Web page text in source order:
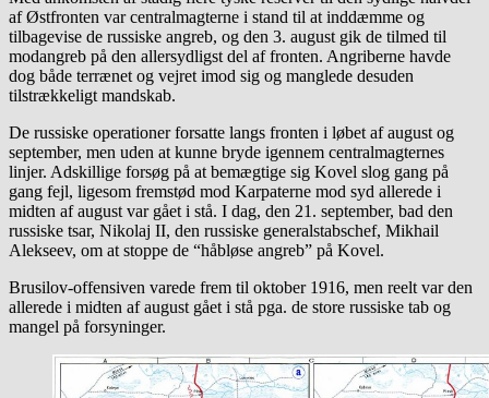
af Østfronten var centralmagterne i stand til at inddæmme og
tilbagevise de russiske angreb, og den 3. august gik de tilmed til
modangreb på den allersydligst del af fronten. Angriberne havde
dog både terrænet og vejret imod sig og manglede desuden
tilstrækkeligt mandskab.
De russiske operationer forsatte langs fronten i løbet af august og
september, men uden at kunne bryde igennem centralmagternes
linjer. Adskillige forsøg på at bemægtige sig Kovel slog gang på
gang fejl, ligesom fremstød mod Karpaterne mod syd allerede i
midten af august var gået i stå. I dag, den 21. september, bad den
russiske tsar, Nikolaj II, den russiske generalstabschef, Mikhail
Alekseev, om at stoppe de “håbløse angreb” på Kovel.
Brusilov-offensiven varede frem til oktober 1916, men reelt var den
allerede i midten af august gået i stå pga. de store russiske tab og
mangel på forsyninger.